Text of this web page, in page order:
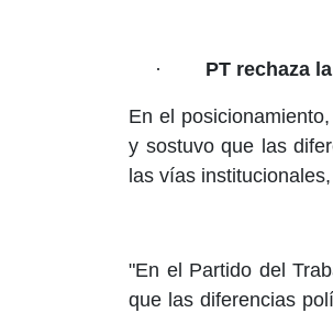
· PT rechaza
En el
y sostuvo que las
las vías
"En el Partido del
que las diferencias